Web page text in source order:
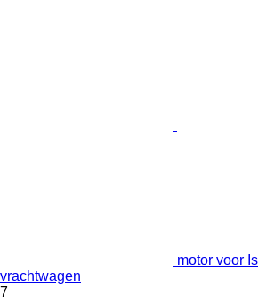
motor voor
vrachtwagen
7